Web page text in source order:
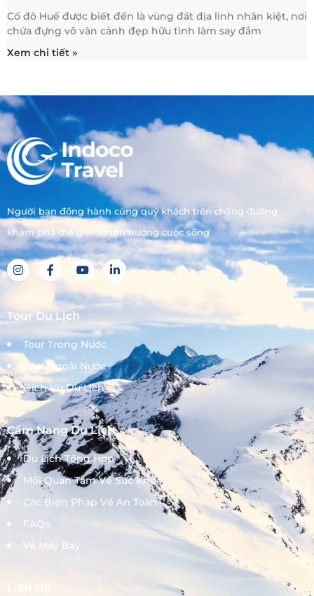
Cố đô Huế được biết đến là vùng đất địa linh nhân kiệt, nơi
chứa đựng vô vàn cảnh đẹp hữu tình làm say đắm
Xem chi tiết »
Người bạn đồng hành cùng quý khách trên chặng đường
khám phá thế giới và tận hưởng cuộc sống
Tour Du Lịch
Tour Trong Nước
Tour Ngoài Nước
Dịch Vụ Du Lịch
Cẩm Nang Du Lịch
Du Lịch Tổng Hợp
Mối Quan Tâm Về Sức Khỏe
Các Biện Pháp Về An Toàn
FAQs
Vé Máy Bay
Liên Hệ